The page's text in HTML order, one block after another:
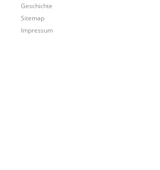
Geschichte
Sitemap
Impressum